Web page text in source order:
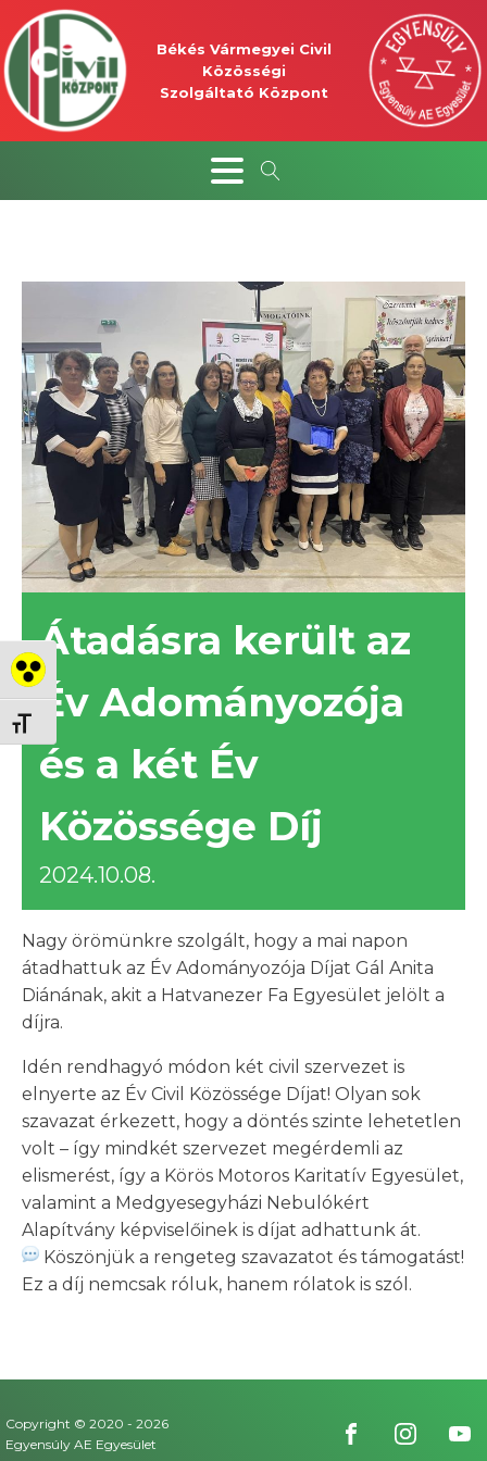
Nagy kontraszt váltása
Betűméret váltása
Békés Vármegyei Civil
Közösségi
Szolgáltató Központ
Átadásra került az
Év Adományozója
és a két Év
Közössége Díj
2024.10.08.
Nagy örömünkre szolgált, hogy a mai napon
átadhattuk az Év Adományozója Díjat Gál Anita
Diánának, akit a Hatvanezer Fa Egyesület jelölt a
díjra.
Idén rendhagyó módon két civil szervezet is
elnyerte az Év Civil Közössége Díjat! Olyan sok
szavazat érkezett, hogy a döntés szinte lehetetlen
volt – így mindkét szervezet megérdemli az
elismerést, így a Körös Motoros Karitatív Egyesület,
valamint a Medgyesegyházi Nebulókért
Alapítvány képviselőinek is díjat adhattunk át.
Köszönjük a rengeteg szavazatot és támogatást!
Ez a díj nemcsak róluk, hanem rólatok is szól.
Copyright © 2020 - 2026
Egyensúly AE Egyesület